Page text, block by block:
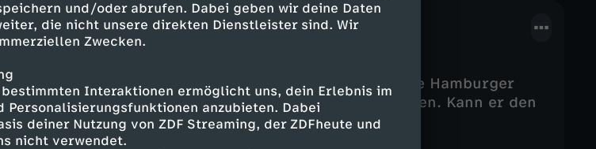
und/oder abrufen. Dabei geben wir deine Daten
die nicht unsere direkten Dienstleister sind. Wir
Zwecken.
Interaktionen ermöglicht uns, dein Erlebnis im
Personalisierungsfunktionen anzubieten. Dabei
deiner Nutzung von ZDF Streaming, der ZDFheute und
nicht verwendet.
Trainerwechsel beim HSV. Baumgart geht, der junge Hamburger
übernimmt – unbekannt, selbst im Vorstand umstritten. Kann er den
in die Bundesliga führen?